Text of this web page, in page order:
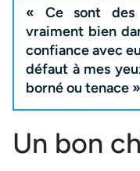
« Ce sont des
vraiment bien
confiance avec
défaut à mes
borné ou tenace
Un bon